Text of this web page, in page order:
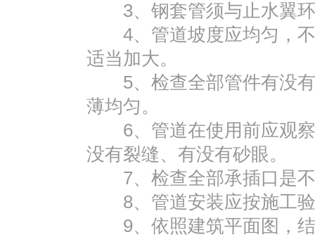
3、钢套管须与止水翼环
4、管道坡度应均匀，不
适当加大。
5、检查全部管件有没有
薄均匀。
6、管道在使用前应观察
没有裂缝、有没有砂眼。
7、检查全部承插口是不
8、管道安装应按施工验
9、依照建筑平面图，结